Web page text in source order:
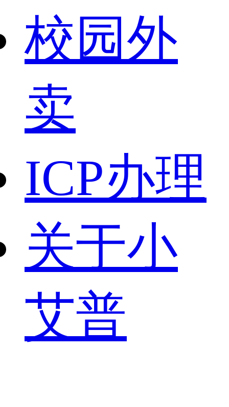
校园外
卖
ICP办理
关于小
艾普